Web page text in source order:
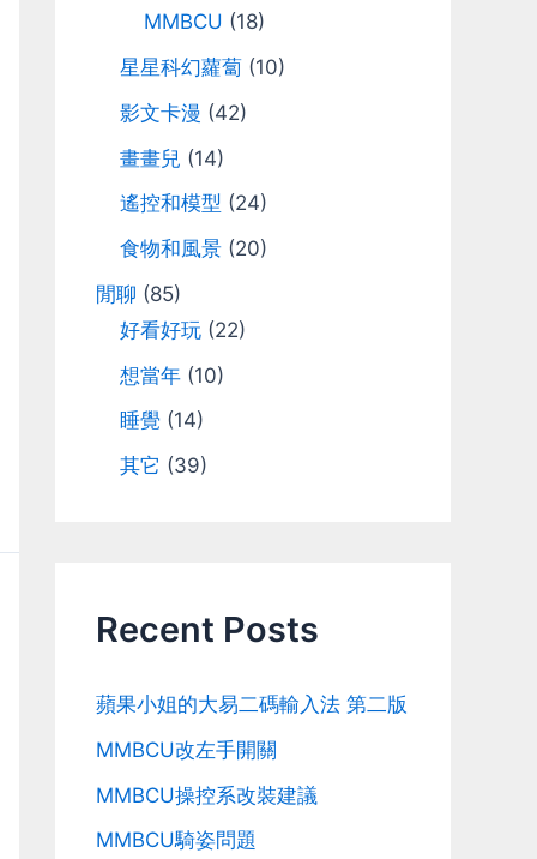
MMBCU (18)
星星科幻蘿蔔 (10)
影文卡漫 (42)
畫畫兒 (14)
遙控和模型 (24)
食物和風景 (20)
閒聊 (85)
好看好玩 (22)
想當年 (10)
睡覺 (14)
其它 (39)
Recent Posts
蘋果小姐的大易二碼輸入法 第二版
MMBCU改左手開關
MMBCU操控系改裝建議
MMBCU騎姿問題